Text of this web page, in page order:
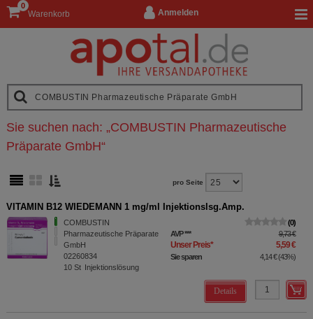
Anmelden
Warenkorb
0
Sie suchen nach: „COMBUSTIN Pharmazeutische
Präparate GmbH“
pro Seite
VITAMIN B12 WIEDEMANN 1 mg/ml Injektionslsg.Amp.
COMBUSTIN
Pharmazeutische Präparate
GmbH
02260834
10 St Injektionslösung
0
AVP*** 9,73 €
Unser Preis* 5,59 €
Sie sparen 4,14 €(43%)
Details